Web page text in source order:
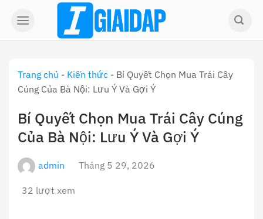
Trang chủ - Kiến thức - Bí Quyết Chọn Mua Trái Cây
Cúng Của Bà Nội: Lưu Ý Và Gợi Ý
Bí Quyết Chọn Mua Trái Cây Cúng
Của Bà Nội: Lưu Ý Và Gợi Ý
admin Tháng 5 29, 2026
32 lượt xem